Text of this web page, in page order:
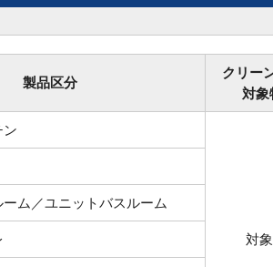
製品区分
クリー
対象
ン
対
ム／ユニットバスルーム